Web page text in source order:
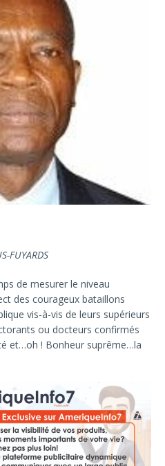
FUYARDS
de mesurer le niveau
des courageux bataillons
vis-à-vis de leurs supérieurs
ou docteurs confirmés
et…oh ! Bonheur suprême…la